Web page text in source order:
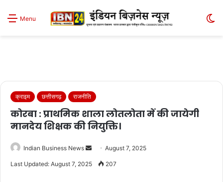
Menu
क्राइम छत्तीसगढ़ राजनीति
कोरबा : प्राथमिक शाला लोतलोता में की जायेगी
मानदेय शिक्षक की नियुक्ति।
Indian Business News
Send August 7, 2025
Last Updated: August 7, 2025 207